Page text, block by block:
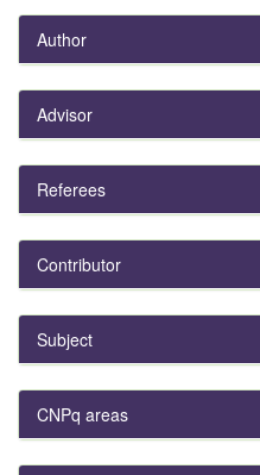
Author
Advisor
Referees
Contributor
Subject
CNPq areas